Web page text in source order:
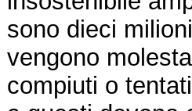
sono dieci
vengono
compiuti o